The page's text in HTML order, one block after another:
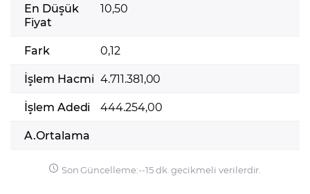
En Düşük
Fiyat
10,50
Fark
0,12
İşlem Hacmi 4.711.381,00
İşlem Adedi
444.254,00
A.Ortalama
Son Güncelleme:--15 dk. gecikmeli verilerdir.